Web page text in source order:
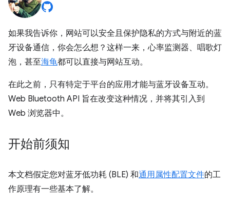
如果我告诉你，网站可以安全且保护隐私的方式与附近的蓝
牙设备通信，你会怎么想？这样一来，心率监测器、唱歌灯
泡，甚至海龟都可以直接与网站互动。
在此之前，只有特定于平台的应用才能与蓝牙设备互动。
Web Bluetooth API 旨在改变这种情况，并将其引入到
Web 浏览器中。
开始前须知
本文档假定您对蓝牙低功耗 (BLE) 和通用属性配置文件的工
作原理有一些基本了解。